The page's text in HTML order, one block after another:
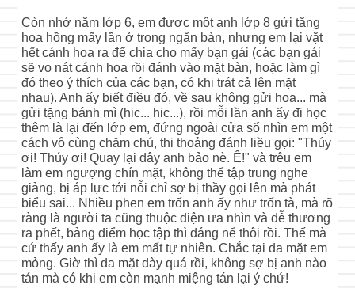
Còn nhớ năm lớp 6, em được một anh lớp 8 gửi tặng
hoa hồng mấy lần ở trong ngăn bàn, nhưng em lại vặt
hết cánh hoa ra để chia cho mấy bạn gái (các bạn gái
sẽ vo nát cánh hoa rồi đánh vào mặt bàn, hoặc làm gì
đó theo ý thích của các bạn, có khi trát cả lên mặt
nhau). Anh ấy biết điều đó, về sau không gửi hoa... mà
gửi tặng bánh mì (hic... hic...), rồi mỗi lần anh ấy đi học
thêm là lại đến lớp em, đứng ngoài cửa sổ nhìn em một
cách vô cùng chăm chú, thi thoảng đánh liều gọi: "Thúy
ơi! Thúy ơi! Quay lại đây anh bảo nè. Ê!" và trêu em
làm em ngượng chín mặt, không thể tập trung nghe
giảng, bị áp lực tới nỗi chỉ sợ bị thầy gọi lên mà phát
biểu sai... Nhiều phen em trốn anh ấy như trốn tà, mà rõ
ràng là người ta cũng thuộc diện ưa nhìn và dễ thương
ra phết, bảng điểm học tập thì đáng nể thôi rồi. Thế mà
cứ thấy anh ấy là em mất tự nhiên. Chắc tại da mặt em
mỏng. Giờ thì da mặt dày quá rồi, không sợ bị anh nào
tán mà có khi em còn mạnh miệng tán lại ý chứ!